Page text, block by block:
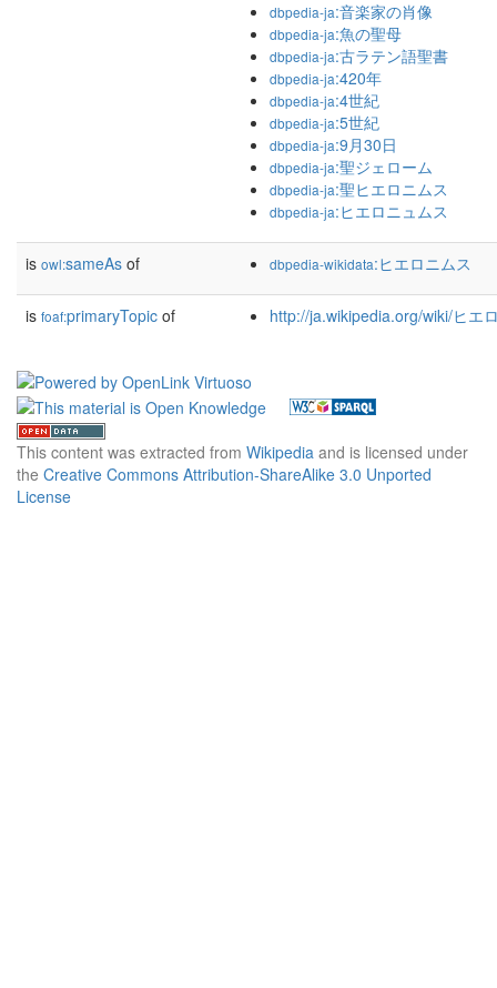
dbpedia-ja:音楽家の肖像
dbpedia-ja:魚の聖母
dbpedia-ja:古ラテン語聖書
dbpedia-ja:420年
dbpedia-ja:4世紀
dbpedia-ja:5世紀
dbpedia-ja:9月30日
dbpedia-ja:聖ジェローム
dbpedia-ja:聖ヒエロニムス
dbpedia-ja:ヒエロニュムス
is owl:sameAs of dbpedia-wikidata:ヒエロニムス
is foaf:primaryTopic of http://ja.wikipedia.org/wiki/ヒエ
This content was extracted from Wikipedia and is licensed under
the Creative Commons Attribution-ShareAlike 3.0 Unported
License